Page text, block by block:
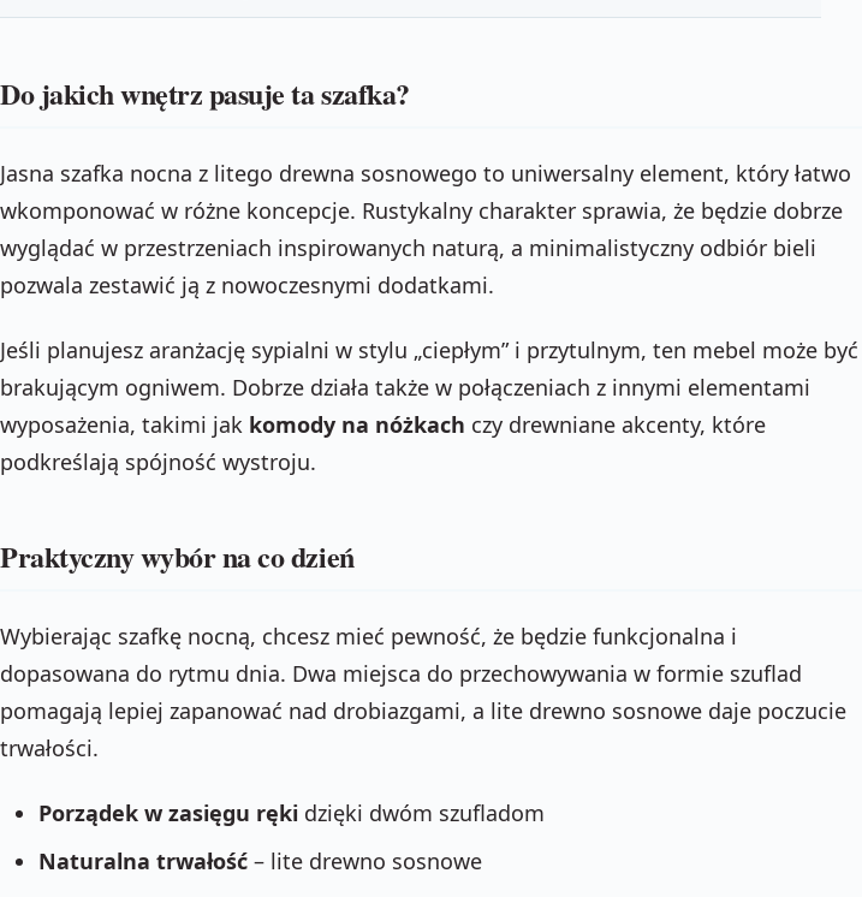
Do jakich wnętrz pasuje ta szafka?
Jasna szafka nocna z litego drewna sosnowego to uniwersalny element, który łatwo
wkomponować w różne koncepcje. Rustykalny charakter sprawia, że będzie dobrze
wyglądać w przestrzeniach inspirowanych naturą, a minimalistyczny odbiór bieli
pozwala zestawić ją z nowoczesnymi dodatkami.
Jeśli planujesz aranżację sypialni w stylu „ciepłym” i przytulnym, ten mebel może być
brakującym ogniwem. Dobrze działa także w połączeniach z innymi elementami
wyposażenia, takimi jak komody na nóżkach czy drewniane akcenty, które
podkreślają spójność wystroju.
Praktyczny wybór na co dzień
Wybierając szafkę nocną, chcesz mieć pewność, że będzie funkcjonalna i
dopasowana do rytmu dnia. Dwa miejsca do przechowywania w formie szuflad
pomagają lepiej zapanować nad drobiazgami, a lite drewno sosnowe daje poczucie
trwałości.
Porządek w zasięgu ręki dzięki dwóm szufladom
Naturalna trwałość– lite drewno sosnowe